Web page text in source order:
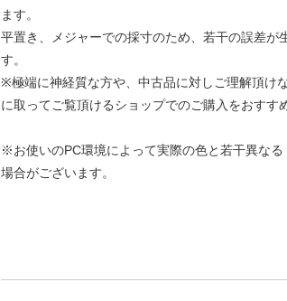
ます。
平置き、メジャーでの採寸のため、若干の誤差が
す。
※極端に神経質な方や、中古品に対しご理解頂け
に取ってご覧頂けるショップでのご購入をおすす
※お使いのPC環境によって実際の色と若干異なる
場合がございます。